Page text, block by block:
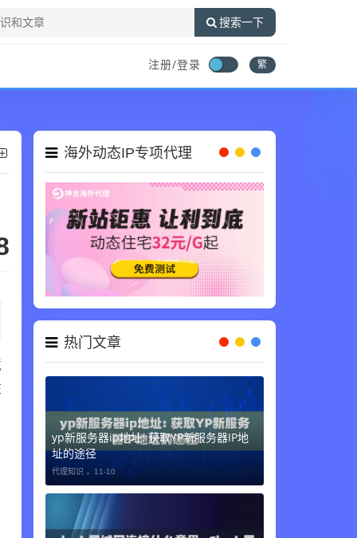
搜索一下
注册/登录 繁
海外动态IP专项代理
热门文章
yp新服务器ip地址: 获取YP新服务器IP地
址的途径
代理知识 ， 11-10